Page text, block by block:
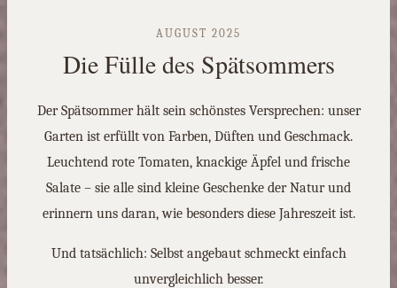
AUGUST 2025
Die Fülle des Spätsommers
Der Spätsommer hält sein schönstes Versprechen: unser
Garten ist erfüllt von Farben, Düften und Geschmack.
Leuchtend rote Tomaten, knackige Äpfel und frische
Salate – sie alle sind kleine Geschenke der Natur und
erinnern uns daran, wie besonders diese Jahreszeit ist.
Und tatsächlich: Selbst angebaut schmeckt einfach
unvergleichlich besser.